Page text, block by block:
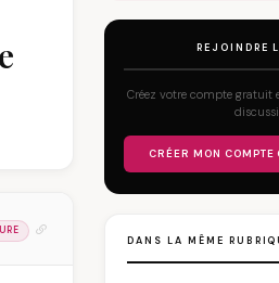
REJOINDRE
Créez votre compte gratuit
CRÉER MON
DANS LA MÊME